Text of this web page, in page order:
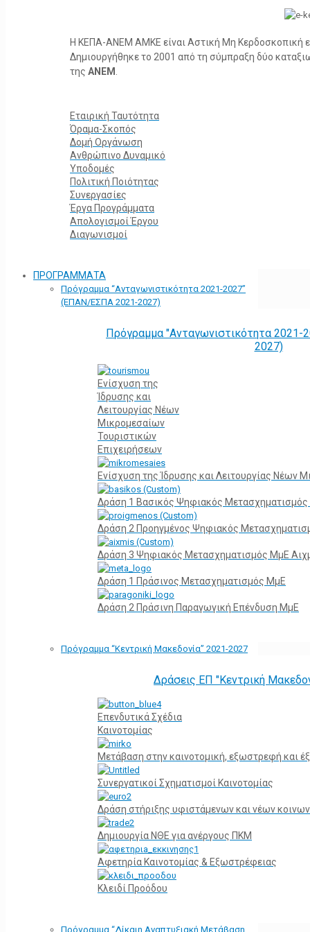
Η ΚΕΠΑ-ΑΝΕΜ ΑΜΚΕ είναι Αστική Μη Κερδοσκοπική
Δημιουργήθηκε το 2001 από τη σύμπραξη δύο
της ΑΝΕΜ
Εταιρική Ταυτότητα
Όραμα-Σκοπός
Δομή Οργάνωση
Ανθρώπινο Δυναμικό
Υποδομές
Πολιτική Ποιότητας
Συνεργασίες
Έργα Προγράμματα
Απολογισμοί Έργου
Διαγωνισμοί
ΠΡΟΓΡΑΜΜΑΤΑ
Πρόγραμμα “Ανταγωνιστικότητα 2021-2027”
(ΕΠΑΝ/ΕΣΠΑ 2021-2027)
Πρόγραμμα "Ανταγωνιστικότητα
2027)
Ενίσχυση της
Ίδρυσης και
Λειτουργίας Νέων
Μικρομεσαίων
Τουριστικών
Επιχειρήσεων
Ενίσχυση της Ίδρυσης και Λειτουργίας Νέων
Δράση 1 Βασικός Ψηφιακός
Δράση 2 Προηγμένος Ψηφιακός
Δράση 3 Ψηφιακός Μετασχηματισμός ΜμΕ
Δράση 1 Πράσινος Μετασχηματισμός ΜμΕ
Δράση 2 Πράσινη Παραγωγική Επένδυση ΜμΕ
Πρόγραμμα “Κεντρική Μακεδονία” 2021-2027
Δράσεις ΕΠ "Κεντρική
Επενδυτικά Σχέδια
Καινοτομίας
Μετάβαση στην καινοτομική, εξωστρεφή και
Συνεργατικοί Σχηματισμοί Καινοτομίας
Δράση στήριξης υφιστάμενων και νέων
Δημιουργία ΝΘΕ για ανέργους ΠΚΜ
Αφετηρία Kαινοτομίας & Εξωστρέφειας
Κλειδί Προόδου
Πρόγραμμα “Δίκαιη Αναπτυξιακή Μετάβαση